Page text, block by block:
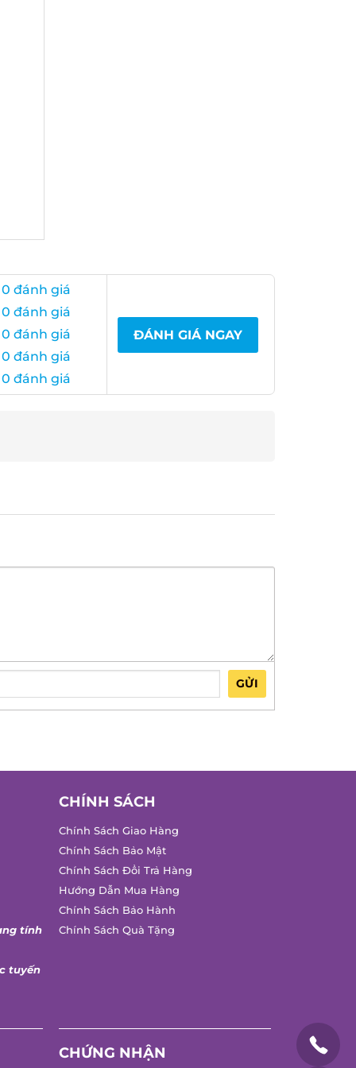
đánh giá
đánh giá
đánh giá
đánh giá
đánh giá
ĐÁNH GIÁ NGAY
GỬI
tính
tuyến
CHÍNH SÁCH
Chính Sách Giao Hàng
Chính Sách Bảo Mật
Chính Sách Đổi Trả Hàng
Hướng Dẫn Mua Hàng
Chính Sách Bảo Hành
Chính Sách Quà Tặng
CHỨNG NHẬN